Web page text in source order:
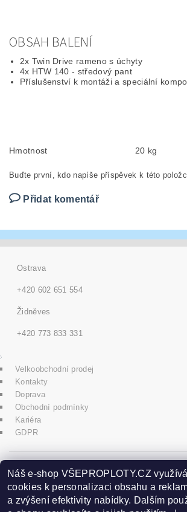
OBSAH BALENÍ
2x Twin Drive rameno s úchyty
4x HTW 140 - středový pant
Příslušenství k montáži a speciální
Hmotnost 20 kg
Buďte první, kdo napíše příspěvek k této
Přidat komentář
Ostrava
+420 602 651 554
Židněves
+420 773 833 331
Velkoobchodní prodej
Kontakty
Doprava
Obchodní podmínky
Kariéra
GDPR
icons8.com
Náš e-shop VŠEPROPLOTY.CZ
cookies k personalizaci obsahu a
a zvýšení efektivity nabídky. Dalším